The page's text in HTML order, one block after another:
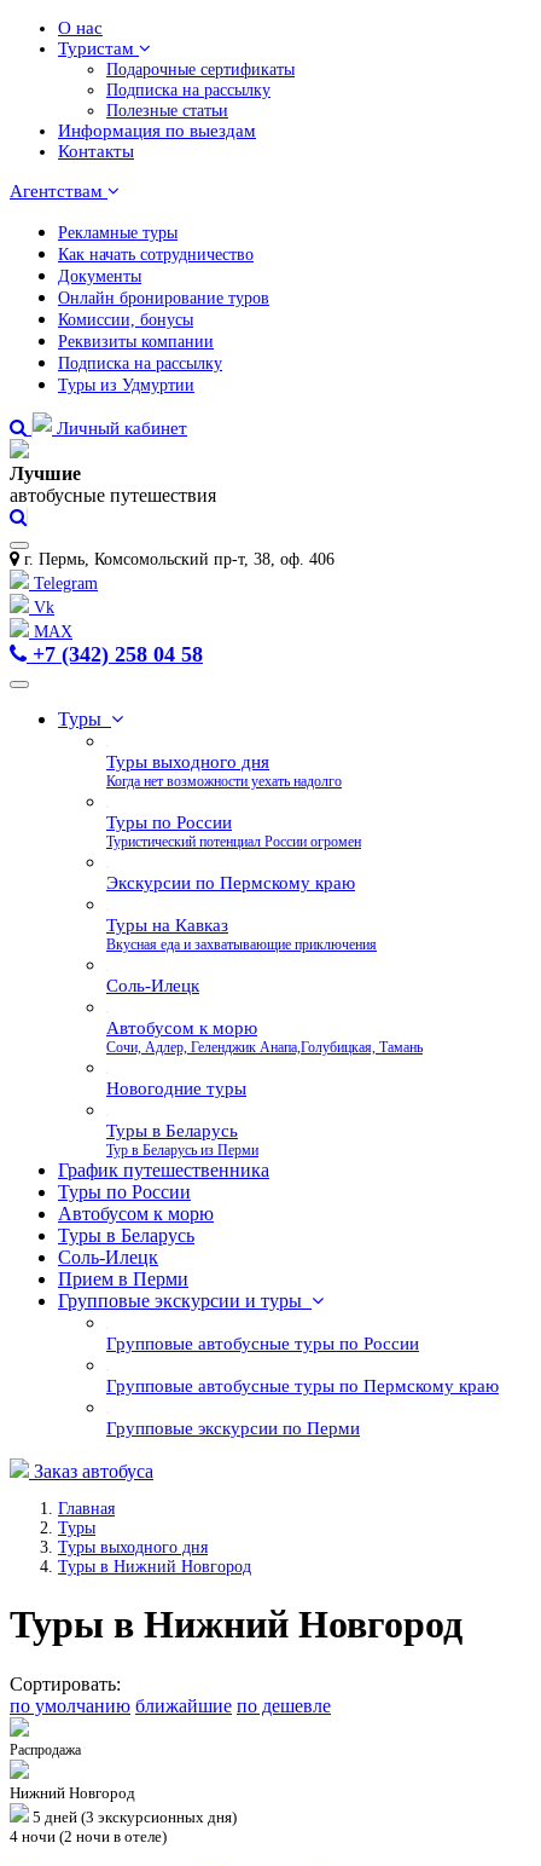
О нас
Туристам
Подарочные сертификаты
Подписка на рассылку
Полезные статьи
Информация по выездам
Контакты
Агентствам
Рекламные туры
Как начать сотрудничество
Документы
Онлайн бронирование туров
Комиссии, бонусы
Реквизиты компании
Подписка на рассылку
Туры из Удмуртии
Личный кабинет
Лучшие
автобусные путешествия
г. Пермь, Комсомольский пр-т, 38, оф. 406
Telegram
Vk
MAX
+7 (342) 258 04 58
Туры
Туры выходного дня
Когда нет возможности уехать надолго
Туры по России
Туристический потенциал России огромен
Экскурсии по Пермскому краю
Туры на Кавказ
Вкусная еда и захватывающие приключения
Соль-Илецк
Автобусом к морю
Сочи, Адлер, Геленджик Анапа,Голубицкая, Тамань
Новогодние туры
Туры в Беларусь
Тур в Беларусь из Перми
График путешественника
Туры по России
Автобусом к морю
Туры в Беларусь
Соль-Илецк
Прием в Перми
Групповые экскурсии и туры
Групповые автобусные туры по России
Групповые автобусные туры по Пермскому краю
Групповые экскурсии по Перми
Заказ автобуса
Главная
Туры
Туры выходного дня
Туры в Нижний Новгород
Туры в Нижний Новгород
Сортировать:
по умолчанию ближайшие по дешевле
Распродажа
Нижний Новгород
5 дней (3 экскурсионных дня)
4 ночи (2 ночи в отеле)